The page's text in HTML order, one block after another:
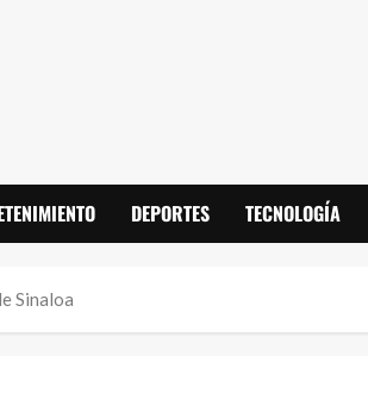
DEPORTES TECNOLOGÍA
Sinaloa